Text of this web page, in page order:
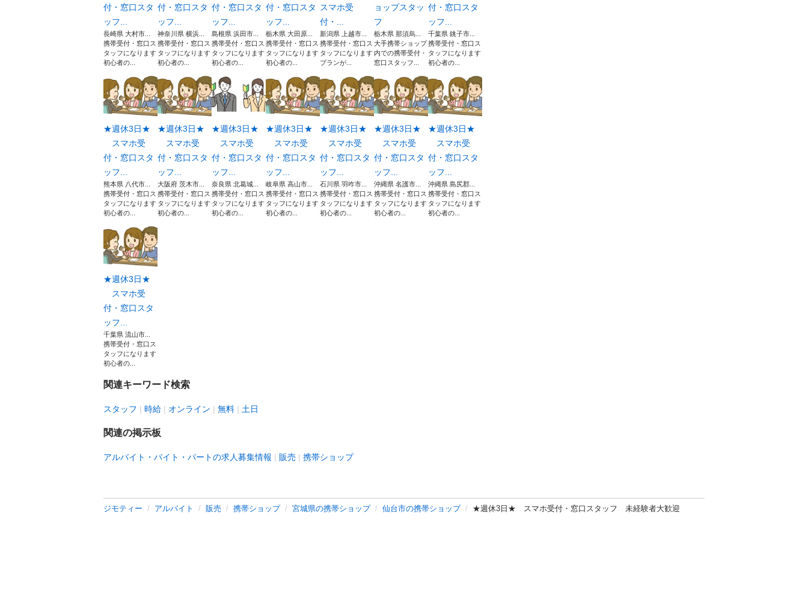
付・窓口スタ
ッフ...
長崎県 大村市...
携帯受付・窓口ス
タッフになります
初心者の...
付・窓口スタ
ッフ...
神奈川県 横浜...
携帯受付・窓口ス
タッフになります
初心者の...
付・窓口スタ
ッフ...
島根県 浜田市...
携帯受付・窓口ス
タッフになります
初心者の...
付・窓口スタ
ッフ...
栃木県 大田原...
携帯受付・窓口ス
タッフになります
初心者の...
スマホ受
付・...
新潟県 上越市...
携帯受付・窓口ス
タッフになります
プランが...
ョップスタッ
フ
栃木県 那須烏...
大手携帯ショップ
内での携帯受付・
窓口スタッフ...
付・窓口スタ
ッフ...
千葉県 銚子市...
携帯受付・窓口ス
タッフになります
初心者の...
★週休3日★
スマホ受
付・窓口スタ
ッフ...
熊本県 八代市...
携帯受付・窓口ス
タッフになります
初心者の...
★週休3日★
スマホ受
付・窓口スタ
ッフ...
大阪府 茨木市...
携帯受付・窓口ス
タッフになります
初心者の...
★週休3日★
スマホ受
付・窓口スタ
ッフ...
奈良県 北葛城...
携帯受付・窓口ス
タッフになります
初心者の...
★週休3日★
スマホ受
付・窓口スタ
ッフ...
岐阜県 高山市...
携帯受付・窓口ス
タッフになります
初心者の...
★週休3日★
スマホ受
付・窓口スタ
ッフ...
石川県 羽咋市...
携帯受付・窓口ス
タッフになります
初心者の...
★週休3日★
スマホ受
付・窓口スタ
ッフ...
沖縄県 名護市...
携帯受付・窓口ス
タッフになります
初心者の...
★週休3日★
スマホ受
付・窓口スタ
ッフ...
沖縄県 島尻郡...
携帯受付・窓口ス
タッフになります
初心者の...
★週休3日★
スマホ受
付・窓口スタ
ッフ...
千葉県 流山市...
携帯受付・窓口ス
タッフになります
初心者の...
関連キーワード検索
スタッフ 時給 オンライン 無料 土日
関連の掲示板
アルバイト・バイト・パートの求人募集情報 販売 携帯ショップ
ジモティー アルバイト 販売 携帯ショップ 宮城県の携帯ショップ 仙台市の携帯ショップ ★週休3日★ スマホ受付・窓口スタッフ 未経験者大歓迎